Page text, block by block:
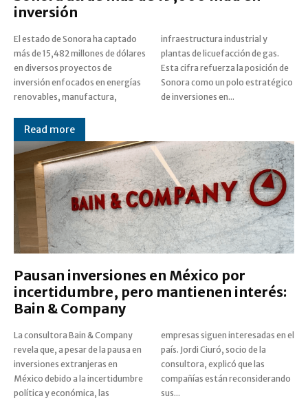
inversión
El estado de Sonora ha captado
más de 15,482 millones de dólares
en diversos proyectos de
inversión enfocados en energías
renovables, manufactura,
infraestructura industrial y
plantas de licuefacción de gas.
Esta cifra refuerza la posición de
Sonora como un polo estratégico
de inversiones en...
Read more
Pausan inversiones en México por
incertidumbre, pero mantienen interés:
Bain & Company
La consultora Bain & Company
revela que, a pesar de la pausa en
inversiones extranjeras en
México debido a la incertidumbre
política y económica, las
empresas siguen interesadas en el
país. Jordi Ciuró, socio de la
consultora, explicó que las
compañías están reconsiderando
sus...